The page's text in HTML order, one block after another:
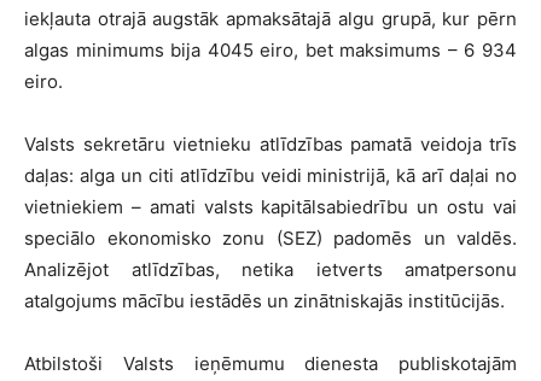
iekļauta otrajā augstāk apmaksātajā algu grupā, kur pērn
algas minimums bija 4045 eiro, bet maksimums – 6 934
eiro.
Valsts sekretāru vietnieku atlīdzības pamatā veidoja trīs
daļas: alga un citi atlīdzību veidi ministrijā, kā arī daļai no
vietniekiem – amati valsts kapitālsabiedrību un ostu vai
speciālo ekonomisko zonu (SEZ) padomēs un valdēs.
Analizējot atlīdzības, netika ietverts amatpersonu
atalgojums mācību iestādēs un zinātniskajās institūcijās.
Atbilstoši Valsts ieņēmumu dienesta publiskotajām